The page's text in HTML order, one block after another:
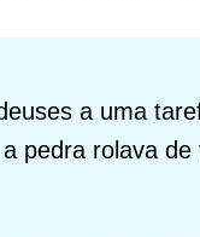
a uma
pedra rolava